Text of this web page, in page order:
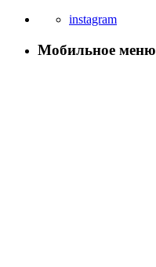
instagram
Мобильное меню